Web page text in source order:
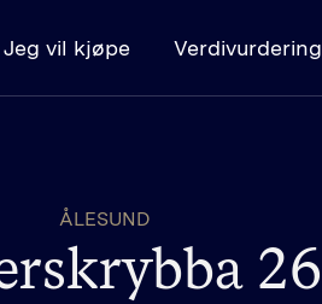
Jeg vil kjøpe Verdivurdering
steg for steg
ÅLESUND
26